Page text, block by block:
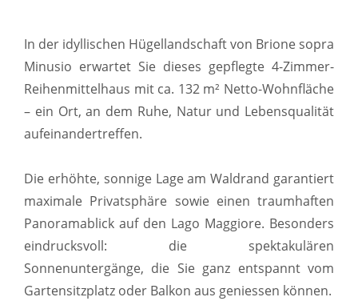
In der idyllischen Hügellandschaft von Brione sopra
Minusio erwartet Sie dieses gepflegte 4-Zimmer-
Reihenmittelhaus mit ca. 132 m² Netto-Wohnfläche
– ein Ort, an dem Ruhe, Natur und Lebensqualität
aufeinandertreffen.
Die erhöhte, sonnige Lage am Waldrand garantiert
maximale Privatsphäre sowie einen traumhaften
Panoramablick auf den Lago Maggiore. Besonders
eindrucksvoll: die spektakulären
Sonnenuntergänge, die Sie ganz entspannt vom
Gartensitzplatz oder Balkon aus geniessen können.